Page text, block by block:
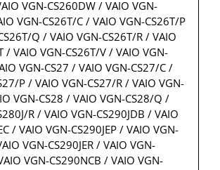
VGN-CS260DW / VAIO VGN-
VGN-CS26T/C / VAIO VGN-CS26T/P
Q / VAIO VGN-CS26T/R / VAIO
/ VAIO VGN-CS26T/V / VAIO VGN-
VGN-CS27 / VAIO VGN-CS27/C /
P / VAIO VGN-CS27/R / VAIO VGN-
VGN-CS28 / VAIO VGN-CS28/Q /
R / VAIO VGN-CS290JDB / VAIO
/ VAIO VGN-CS290JEP / VAIO VGN-
VGN-CS290JER / VAIO VGN-
VGN-CS290NCB / VAIO VGN-